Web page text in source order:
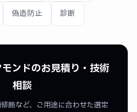
偽造防止 診断
ンドのお見積り・技術
相談
飾など、ご用途に合わせた選定